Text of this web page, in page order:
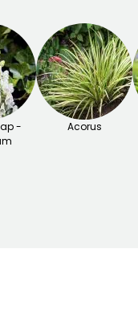
-
Acorus